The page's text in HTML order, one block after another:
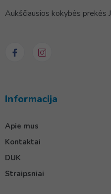
Aukščiausios kokybės prekės
Informacija
Apie mus
Kontaktai
DUK
Straipsniai